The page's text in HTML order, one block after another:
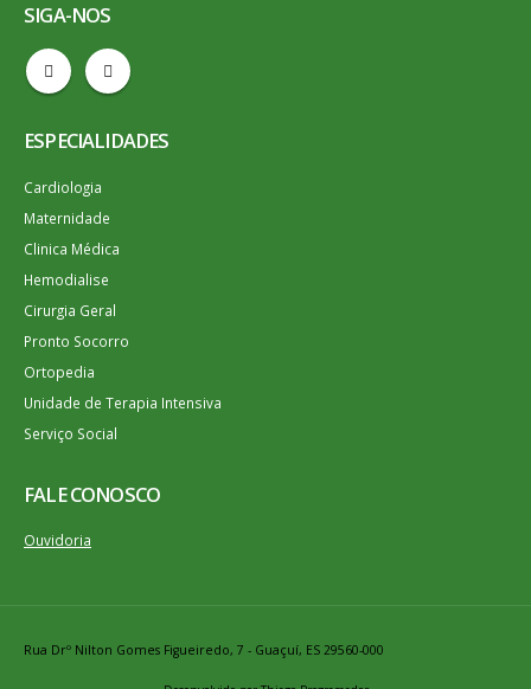
SIGA-NOS
ESPECIALIDADES
Cardiologia
Maternidade
Clinica Médica
Hemodialise
Cirurgia Geral
Pronto Socorro
Ortopedia
Unidade de Terapia Intensiva
Serviço Social
FALE CONOSCO
Ouvidoria
Rua Drº Nilton Gomes Figueiredo, 7 - Guaçuí, ES 29560-000